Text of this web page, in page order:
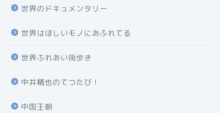
世界のドキュメンタリー
世界はほしいモノにあふれてる
世界ふれあい街歩き
中井精也のてつたび！
中国王朝